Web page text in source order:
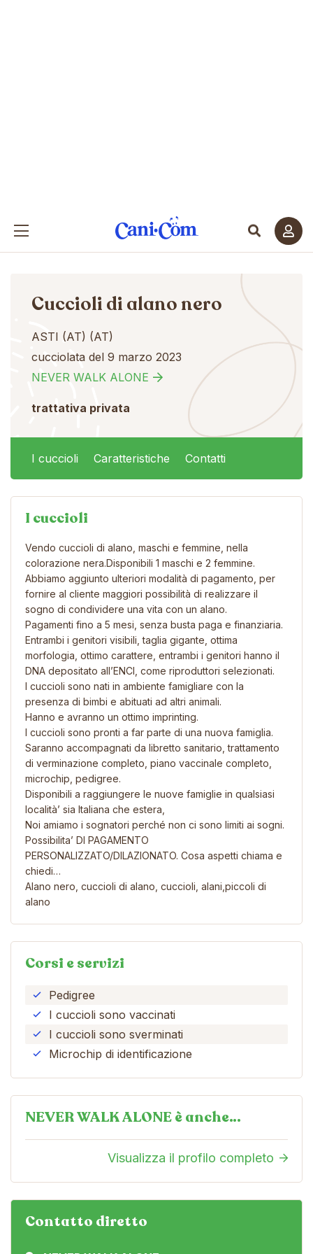
Cuccioli di alano nero
ASTI (AT) (AT)
cucciolata del 9 marzo 2023
NEVER WALK ALONE
trattativa privata
I cuccioli Caratteristiche Contatti
I cuccioli
Vendo cuccioli di alano, maschi e femmine, nella
colorazione nera.Disponibili 1 maschi e 2 femmine.
Abbiamo aggiunto ulteriori modalità di pagamento, per
fornire al cliente maggiori possibilità di realizzare il
sogno di condividere una vita con un alano.
Pagamenti fino a 5 mesi, senza busta paga e finanziaria.
Entrambi i genitori visibili, taglia gigante, ottima
morfologia, ottimo carattere, entrambi i genitori hanno il
DNA depositato all’ENCI, come riproduttori selezionati.
I cuccioli sono nati in ambiente famigliare con la
presenza di bimbi e abituati ad altri animali.
Hanno e avranno un ottimo imprinting.
I cuccioli sono pronti a far parte di una nuova famiglia.
Saranno accompagnati da libretto sanitario, trattamento
di verminazione completo, piano vaccinale completo,
microchip, pedigree.
Disponibili a raggiungere le nuove famiglie in qualsiasi
località’ sia Italiana che estera,
Noi amiamo i sognatori perché non ci sono limiti ai sogni.
Possibilita’ DI PAGAMENTO
PERSONALIZZATO/DILAZIONATO. Cosa aspetti chiama e
chiedi…
Alano nero, cuccioli di alano, cuccioli, alani,piccoli di
alano
Corsi e servizi
Pedigree
I cuccioli sono vaccinati
I cuccioli sono sverminati
Microchip di identificazione
NEVER WALK ALONE è anche…
Visualizza il profilo completo
Contatto diretto